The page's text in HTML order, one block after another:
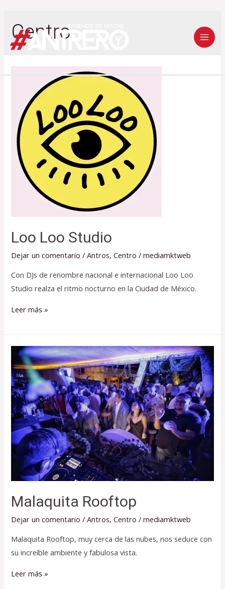
Centro
Loo Loo Studio
Dejar un comentario /Antros,Centro /mediamktweb
Con DJs de renombre nacional e internacional Loo Loo
Studio realza el ritmo nocturno en la Ciudad de México.
Leer más »
Malaquita Rooftop
Dejar un comentario /Antros,Centro /mediamktweb
Malaquita Rooftop, muy cerca de las nubes, nos seduce con
su increíble ambiente y fabulosa vista.
Leer más »